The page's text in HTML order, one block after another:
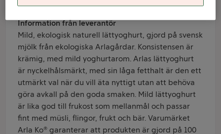
Produktinformation
Information från leverantör
Mild, ekologisk naturell lättyoghurt, gjord på svensk
mjölk från ekologiska Arlagårdar. Konsistensen är
krämig, med mild yoghurtarom. Arlas lättyoghurt
är nyckelhålsmärkt, med sin låga fetthalt är den ett
utmärkt val när du vill äta nyttigt utan att behöva
göra avkall på den goda smaken. Mild lättyoghurt
är lika god till frukost som mellanmål och passar
fint med müsli, flingor, frukt och bär. Varumärket
Arla Ko® garanterar att produkten är gjord på 100